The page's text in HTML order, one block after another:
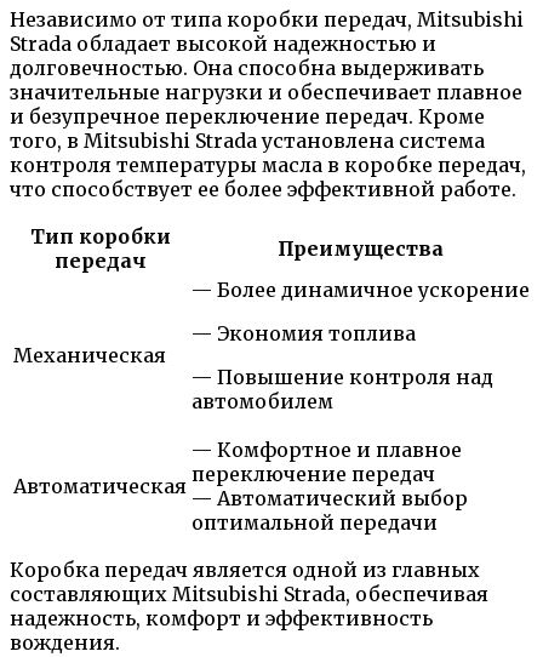
Независимо от типа коробки передач, Mitsubishi
Strada обладает высокой надежностью и
долговечностью. Она способна выдерживать
значительные нагрузки и обеспечивает плавное
и безупречное переключение передач. Кроме
того, в Mitsubishi Strada установлена система
контроля температуры масла в коробке передач,
что способствует ее более эффективной работе.
Тип коробки
передач
Преимущества
Механическая
— Более динамичное ускорение
— Экономия топлива
— Повышение контроля над
автомобилем
Автоматическая
— Комфортное и плавное
переключение передач
— Автоматический выбор
оптимальной передачи
Коробка передач является одной из главных
составляющих Mitsubishi Strada, обеспечивая
надежность, комфорт и эффективность
вождения.